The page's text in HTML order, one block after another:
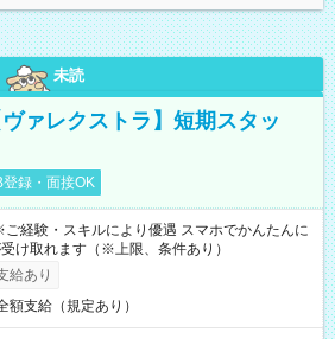
未読
ァレクストラ】短期スタッ
登録・面接OK
経験・スキルにより優遇 スマホでかんたんに
け取れます（※上限、条件あり）
給あり
額支給（規定あり）